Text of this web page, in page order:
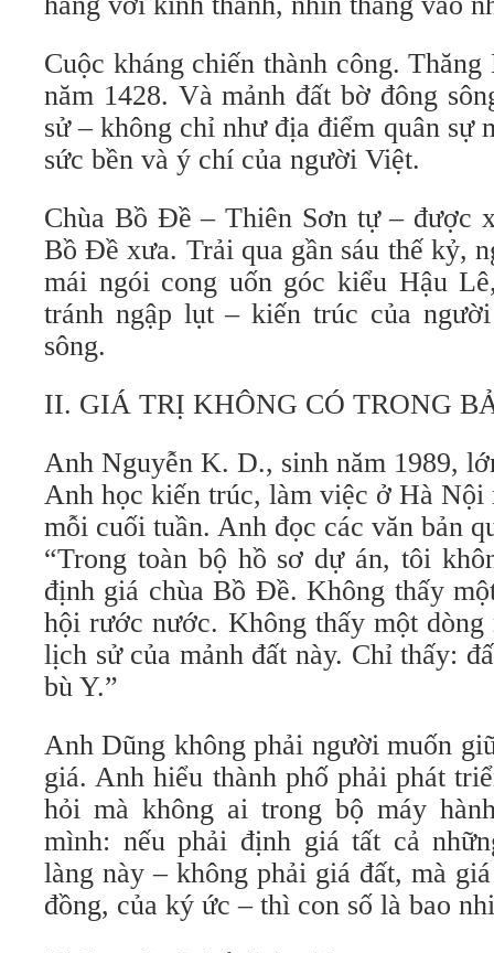
Cuộc kháng chiến thành công.
năm 1428. Và mảnh đất bờ đông
sử – không chỉ như địa điểm quân sự
sức bền và ý chí của người Việt.
Chùa Bồ Đề – Thiên Sơn tự – được
Bồ Đề xưa. Trải qua gần sáu thế kỷ,
mái ngói cong uốn góc kiểu Hậu
tránh ngập lụt – kiến trúc của
sông.
II. GIÁ TRỊ KHÔNG CÓ TRONG
Anh Nguyễn K. D., sinh năm 1989,
Anh học kiến trúc, làm việc ở Hà Nội
mỗi cuối tuần. Anh đọc các văn bản
“Trong toàn bộ hồ sơ dự án, tôi
định giá chùa Bồ Đề. Không thấy
hội rước nước. Không thấy một dòng
lịch sử của mảnh đất này. Chỉ thấy:
bù Y.”
Anh Dũng không phải người muốn
giá. Anh hiểu thành phố phải phát
hỏi mà không ai trong bộ máy
mình: nếu phải định giá tất cả
làng này – không phải giá đất, mà
đồng, của ký ức – thì con số là bao